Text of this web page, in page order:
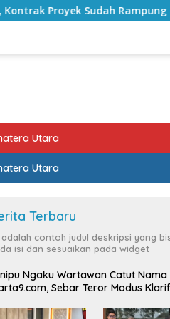
Bulan
Utara
Utara
Terbaru
adalah contoh judul deskripsi yang
isi dan sesuaikan pada widget
Ngaku Wartawan Catut Nama
Sebar Teror Modus